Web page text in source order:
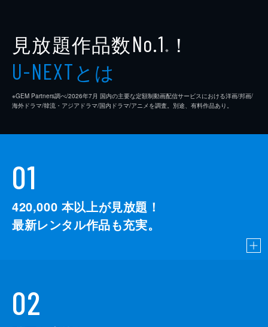
見放題作品数No.1 ※ ！
U-NEXTとは
※GEM Partners調べ/2026年7⽉ 国内の主要な定額制動画配信サービスにおける洋画/邦画/
海外ドラマ/韓流・アジアドラマ/国内ドラマ/アニメを調査。別途、有料作品あり。
01
420,000 本以上が見放題！
最新レンタル作品も充実。
02